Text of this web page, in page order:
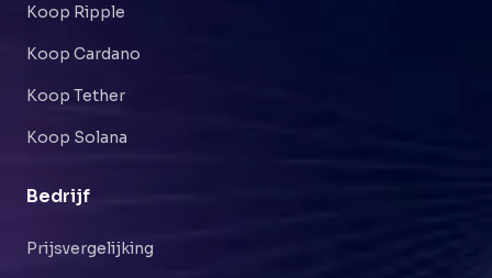
Koop Ripple
Koop Cardano
Koop Tether
Koop Solana
Bedrijf
Prijsvergelijking